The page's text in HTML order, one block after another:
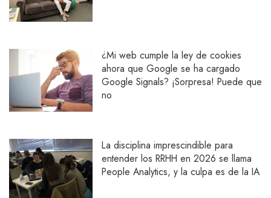
¿Mi web cumple la ley de cookies
ahora que Google se ha cargado
Google Signals? ¡Sorpresa! Puede que
no
La disciplina imprescindible para
entender los RRHH en 2026 se llama
People Analytics, y la culpa es de la IA